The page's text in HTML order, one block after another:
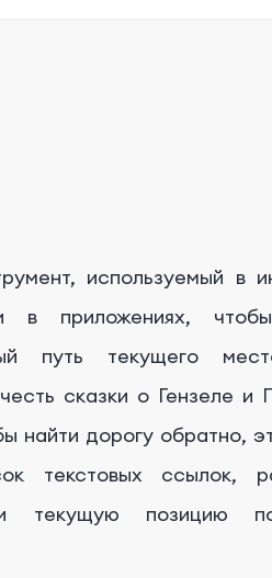
используемый в
в приложениях,
путь текущего
сказки о Гензеле и
найти дорогу обратно,
текстовых ссылок,
текущую позицию